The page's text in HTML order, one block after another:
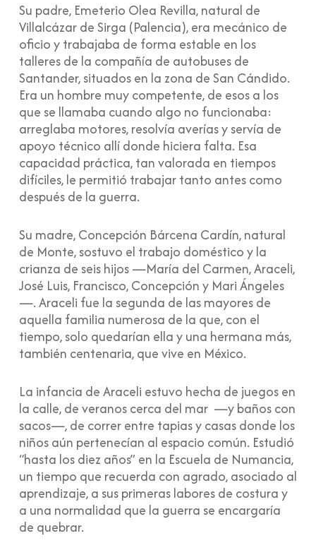
Su padre, Emeterio Olea Revilla, natural de
Villalcázar de Sirga (Palencia), era mecánico de
oficio y trabajaba de forma estable en los
talleres de la compañía de autobuses de
Santander, situados en la zona de San Cándido.
Era un hombre muy competente, de esos a los
que se llamaba cuando algo no funcionaba:
arreglaba motores, resolvía averías y servía de
apoyo técnico allí donde hiciera falta. Esa
capacidad práctica, tan valorada en tiempos
difíciles, le permitió trabajar tanto antes como
después de la guerra.
Su madre, Concepción Bárcena Cardín, natural
de Monte, sostuvo el trabajo doméstico y la
crianza de seis hijos —María del Carmen, Araceli,
José Luis, Francisco, Concepción y Mari Ángeles
—. Araceli fue la segunda de las mayores de
aquella familia numerosa de la que, con el
tiempo, solo quedarían ella y una hermana más,
también centenaria, que vive en México.
La infancia de Araceli estuvo hecha de juegos en
la calle, de veranos cerca del mar —y baños con
sacos—, de correr entre tapias y casas donde los
niños aún pertenecían al espacio común. Estudió
“hasta los diez años” en la Escuela de Numancia,
un tiempo que recuerda con agrado, asociado al
aprendizaje, a sus primeras labores de costura y
a una normalidad que la guerra se encargaría
de quebrar.